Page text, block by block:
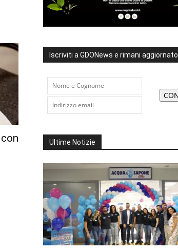
Iscriviti a GDONews e rimani aggiornato
Ultime Notizie